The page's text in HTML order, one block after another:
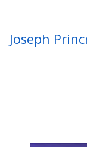
Joseph